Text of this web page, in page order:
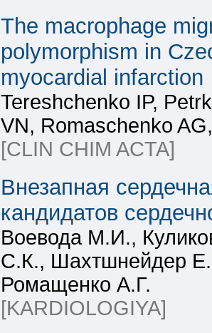
The macrophage
polymorphism in
myocardial infarction
Tereshchenko IP,
VN, Romaschenko
[CLIN CHIM ACTA]
Внезапная
кандидатов
Воевода М.И.,
С.К., Шахтшнейдер
Ромащенко А.Г.
[KARDIOLOGIYA]